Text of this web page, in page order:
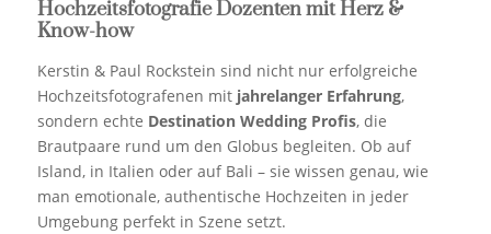
Hochzeitsfotografie Dozenten mit Herz &
Know-how
Kerstin & Paul Rockstein sind nicht nur erfolgreiche
Hochzeitsfotografenen mit jahrelanger Erfahrung,
sondern echte Destination Wedding Profis, die
Brautpaare rund um den Globus begleiten. Ob auf
Island, in Italien oder auf Bali – sie wissen genau, wie
man emotionale, authentische Hochzeiten in jeder
Umgebung perfekt in Szene setzt.